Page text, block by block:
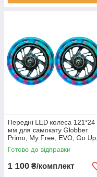
Передні LED колеса 121*24
мм для самокату Globber
Primo, My Free, EVO, Go Up,
Elite, Flow
Готово до відправки
1 100 ₴/комплект